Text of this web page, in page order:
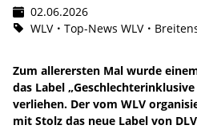
02.06.2026
WLV
Top-News WLV
Zum allerersten Mal wurde
das Label
verliehen. Der vom WLV
mit Stolz das neue Label von